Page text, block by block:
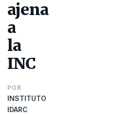
ajena
a
la
INC
POR
INSTITUTO
IDARC